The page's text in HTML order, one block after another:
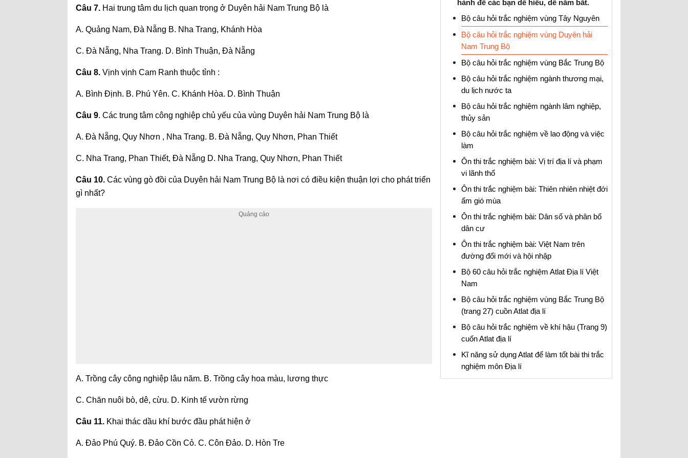
Câu 7. Hai trung tâm du lịch quan trọng ở Duyên hải Nam Trung Bộ là
A. Quảng Nam, Đà Nẵng B. Nha Trang, Khánh Hòa
C. Đà Nẵng, Nha Trang. D. Bình Thuận, Đà Nẵng
Câu 8. Vịnh vịnh Cam Ranh thuộc tỉnh :
A. Bình Định. B. Phú Yên. C. Khánh Hòa. D. Bình Thuận
Câu 9. Các trung tâm công nghiệp chủ yếu của vùng Duyên hải Nam Trung Bộ là
A. Đà Nẵng, Quy Nhơn , Nha Trang. B. Đà Nẵng, Quy Nhơn, Phan Thiết
C. Nha Trang, Phan Thiết, Đà Nẵng D. Nha Trang, Quy Nhơn, Phan Thiết
Câu 10. Các vùng gò đồi của Duyên hải Nam Trung Bộ là nơi có điều kiện thuận lợi cho phát triển
gì nhất?
A. Trồng cây công nghiệp lâu năm. B. Trồng cây hoa màu, lương thực
C. Chăn nuôi bò, dê, cừu. D. Kinh tế vườn rừng
Câu 11. Khai thác dầu khí bước đầu phát hiện ở
A. Đảo Phú Quý. B. Đảo Cồn Cỏ. C. Côn Đảo. D. Hòn Tre
hành để các bạn dễ hiểu, dễ nắm bắt.
Bộ câu hỏi trắc nghiệm vùng Tây Nguyên
Bộ câu hỏi trắc nghiệm vùng Duyên hải
Nam Trung Bộ
Bộ câu hỏi trắc nghiệm vùng Bắc Trung Bộ
Bộ câu hỏi trắc nghiệm ngành thương mại,
du lịch nước ta
Bộ câu hỏi trắc nghiệm ngành lâm nghiệp,
thủy sản
Bộ câu hỏi trắc nghiệm về lao động và việc
làm
Ôn thi trắc nghiệm bài: Vị trí địa lí và phạm
vi lãnh thổ
Ôn thi trắc nghiệm bài: Thiên nhiên nhiệt đới
ẩm gió mùa
Ôn thi trắc nghiệm bài: Dân số và phân bố
dân cư
Ôn thi trắc nghiệm bài: Việt Nam trên
đường đổi mới và hội nhập
Bộ 60 câu hỏi trắc nghiệm Atlat Địa lí Việt
Nam
Bộ câu hỏi trắc nghiệm vùng Bắc Trung Bộ
(trang 27) cuồn Atlat địa lí
Bộ câu hỏi trắc nghiệm về khí hậu (Trang 9)
cuốn Atlat địa lí
Kĩ năng sử dụng Atlat để làm tốt bài thi trắc
nghiệm môn Địa lí